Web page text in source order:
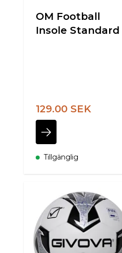
OM Football
Insole Standard
129.00 SEK
Tillgänglig